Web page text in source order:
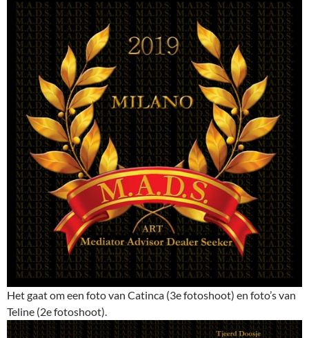
Het gaat om een foto van Catinca (3e fotoshoot) en foto’s van
Teline (2e fotoshoot).